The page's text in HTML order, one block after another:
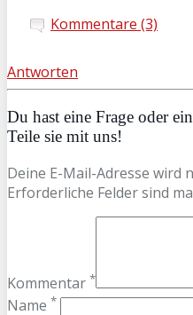
Kommentare (3)
Antworten
Du hast eine Frage oder
Teile sie mit uns!
Deine E-Mail-Adresse wird
Erforderliche Felder sind
Kommentar *
Name *